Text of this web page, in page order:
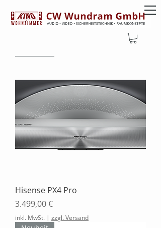
Hisense PX4 Pro
Preis
3.499,00 €
inkl. MwSt. | zzgl. Versand